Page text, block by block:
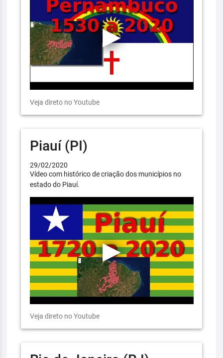
Veja direto no Youtube
Piauí (PI)
29/02/2020
Vídeo com histórico de criação dos municípios no
estado do Piauí.
Veja direto no Youtube